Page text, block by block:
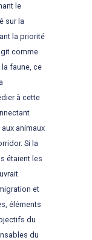
le
sur la
la priorité
comme
faune, ce
à cette
animaux
Si la
étaient les
et
éléments
du
du